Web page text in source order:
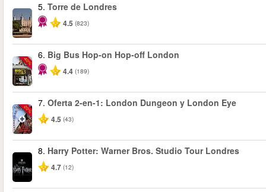
5. Torre de Londres
4.5 (823)
-40%
6. Big Bus Hop-on Hop-off London
4.4 (189)
-20%
7. Oferta 2-en-1: London Dungeon y London Eye
4.5 (43)
8. Harry Potter: Warner Bros. Studio Tour Londres
4.7 (12)